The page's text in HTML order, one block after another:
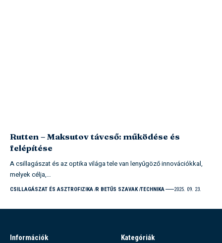
Rutten – Maksutov távcső: működése és
felépítése
A csillagászat és az optika világa tele van lenyűgöző innovációkkal,
melyek célja,…
CSILLAGÁSZAT ÉS ASZTROFIZIKA R BETŰS SZAVAK TECHNIKA 2025. 09. 23.
Információk
Kategóriák